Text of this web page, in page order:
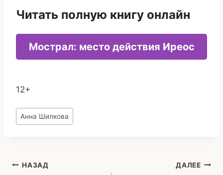
Читать полную книгу онлайн
Мострал: место действия Иреос
12+
Метки
записи:
Анна Шилкова
Навигация
НАЗАД ДАЛЕЕ